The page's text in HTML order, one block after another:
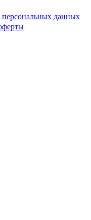
персональных данных